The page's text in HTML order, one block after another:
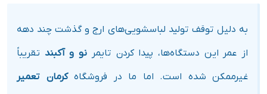
به دلیل توقف تولید لباسشویی‌های ارج و گذشت چند دهه
از عمر این دستگاه‌ها، پیدا کردن تایمر نو و آکبند تقریباً
غیرممکن شده است. اما ما در فروشگاهکرمان تعمیر